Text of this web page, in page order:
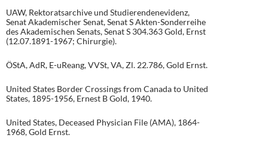
UAW, Rektoratsarchive und Studierendenevidenz,
Senat Akademischer Senat, Senat S Akten-Sonderreihe
des Akademischen Senats, Senat S 304.363 Gold, Ernst
(12.07.1891-1967; Chirurgie).
ÖStA, AdR, E-uReang, VVSt, VA, Zl. 22.786, Gold Ernst.
United States Border Crossings from Canada to United
States, 1895-1956, Ernest B Gold, 1940.
United States, Deceased Physician File (AMA), 1864-
1968, Gold Ernst.